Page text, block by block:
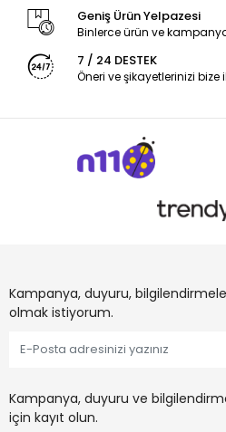
Geniş Ürün Yelpazesi
Binlerce ürün ve
7 / 24 DESTEK
Öneri ve şikayetlerinizi bize
Kampanya, duyuru,
olmak istiyorum.
Kampanya, duyuru ve
için kayıt olun.